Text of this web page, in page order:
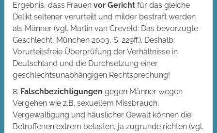
Ergebnis, dass Frauenvor Gericht für das gleiche
Delikt seltener verurteilt und milder bestraft werden
als Männer (vgl. Martin van Creveld: Das bevorzugte
Geschlecht, München 2003, S. 229ff.). Deshalb:
Vorurteilsfreie Überprüfung der Verhältnisse in
Deutschland und die Durchsetzung einer
geschlechtsunabhängigen Rechtsprechung!
8. Falschbezichtigungengegen Männer wegen
Vergehen wie z.B. sexuellem Missbrauch,
Vergewaltigung und häuslicher Gewalt können die
Betroffenen extrem belasten, ja zugrunde richten (vgl.